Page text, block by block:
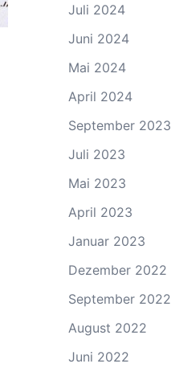
Juli 2024
Juni 2024
Mai 2024
April 2024
September 2023
Juli 2023
Mai 2023
April 2023
Januar 2023
Dezember 2022
September 2022
August 2022
Juni 2022